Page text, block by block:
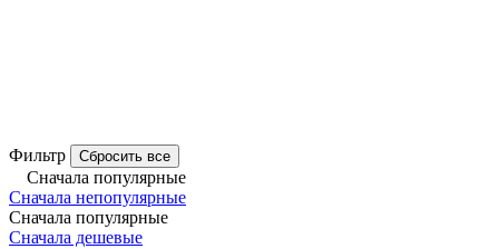
Фильтр Сбросить все
Сначала популярные
Сначала непопулярные
Сначала популярные
Сначала дешевые